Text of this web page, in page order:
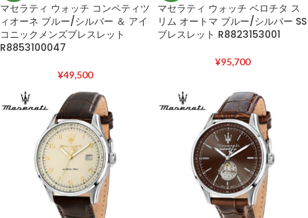
マセラティ ウォッチ コンペティツ
ィオーネ ブルー/シルバー ＆ アイ
コニックメンズブレスレット
R8853100047
¥49,500
マセラティ ウォッチ ベロチタ ス
リム オートマ ブルー/シルバー SS
ブレスレット R8823153001
¥95,700